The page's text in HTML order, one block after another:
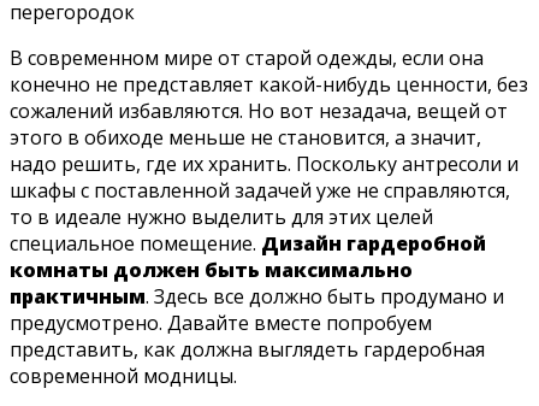
перегородок
В современном мире от старой одежды, если она
конечно не представляет какой-нибудь ценности, без
сожалений избавляются. Но вот незадача, вещей от
этого в обиходе меньше не становится, а значит,
надо решить, где их хранить. Поскольку антресоли и
шкафы с поставленной задачей уже не справляются,
то в идеале нужно выделить для этих целей
специальное помещение. Дизайн гардеробной
комнаты должен быть максимально
практичным. Здесь все должно быть продумано и
предусмотрено. Давайте вместе попробуем
представить, как должна выглядеть гардеробная
современной модницы.